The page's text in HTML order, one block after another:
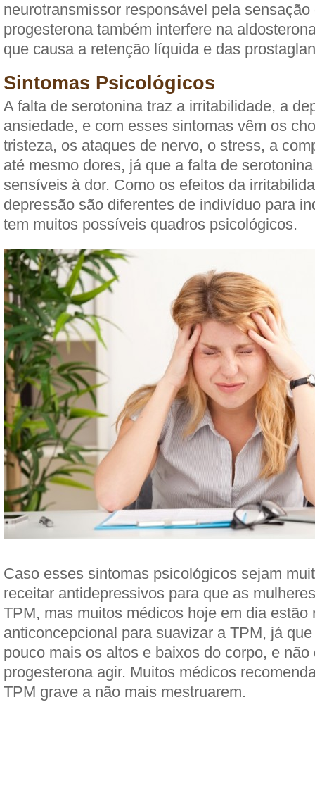
neurotransmissor responsável pela sensação
progesterona também interfere na
que causa a retenção líquida e das
Sintomas Psicológicos
A falta de serotonina traz a irritabilidade, a
ansiedade, e com esses sintomas vêm os
tristeza, os ataques de nervo, o stress, a
até mesmo dores, já que a falta de
sensíveis à dor. Como os efeitos da
depressão são diferentes de indivíduo para
tem muitos possíveis quadros psicológicos.
Caso esses sintomas psicológicos sejam
receitar antidepressivos para que as
TPM, mas muitos médicos hoje em dia estão
anticoncepcional para suavizar a TPM, já
pouco mais os altos e baixos do corpo, e não
progesterona agir. Muitos médicos
TPM grave a não mais mestruarem.